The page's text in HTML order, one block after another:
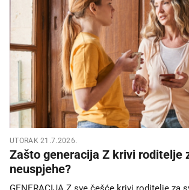
UTORAK 21.7.2026.
Zašto generacija Z krivi roditelje
neuspjehe?